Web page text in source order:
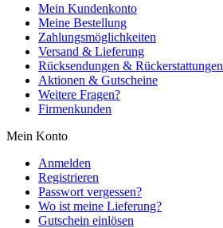
Mein Kundenkonto
Meine Bestellung
Zahlungsmöglichkeiten
Versand & Lieferung
Rücksendungen & Rückerstattungen
Aktionen & Gutscheine
Weitere Fragen?
Firmenkunden
Mein Konto
Anmelden
Registrieren
Passwort vergessen?
Wo ist meine Lieferung?
Gutschein einlösen